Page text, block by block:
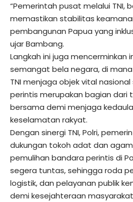
“Pemerintah pusat melalui TNI,
memastikan stabilitas
pembangunan Papua yang
ujar Bambang.
Langkah ini juga
semangat bela negara, di
TNI menjaga objek vital
perintis merupakan bagian dari
bersama demi menjaga
keselamatan rakyat.
Dengan sinergi TNI, Polri,
dukungan tokoh adat dan
pemulihan bandara perintis di
segera tuntas, sehingga roda
logistik, dan pelayanan publik
demi kesejahteraan